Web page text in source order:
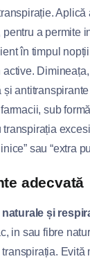
pentru a permite
în timpul
active.
și
sub
transpirația
sau “extra
adecvată
și
in sau fibre
Evită